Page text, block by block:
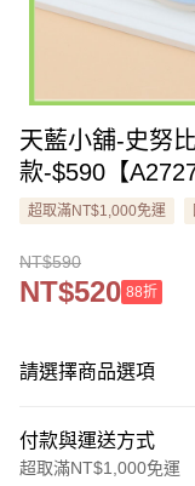
天藍小舖-史努
款-$590【
超取滿NT$1,000免運
NT$590
NT$520 88折
請選擇商品選項
付款與運送方式
超取滿NT$1,000免運